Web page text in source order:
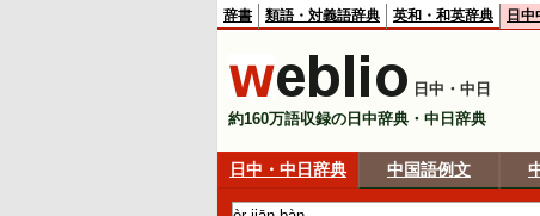
辞書 類語・対義語辞典 英和・和英辞典 日中
日中・中日
約160万語収録の日中辞典・中日辞典
日中・中日辞典 中国語例文